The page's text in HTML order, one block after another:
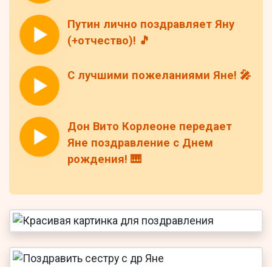
Путин лично поздравляет Яну
(+отчество)! 🎵
С лучшими пожеланиями Яне! 🎤
Дон Вито Корлеоне передает
Яне поздравление с Днем
рождения! 🎹